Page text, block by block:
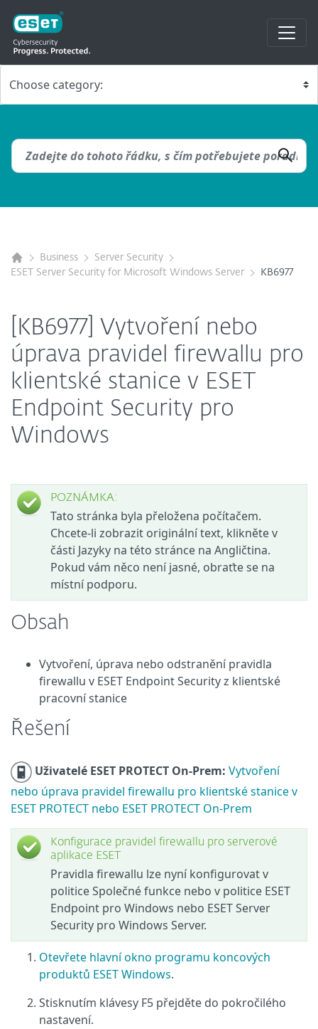
Business
Server Security
ESET Server Security for Microsoft Windows Server
KB6977
[KB6977] Vytvoření nebo
úprava pravidel firewallu pro
klientské stanice v ESET
Endpoint Security pro
Windows
POZNÁMKA:
Tato stránka byla přeložena počítačem.
Chcete-li zobrazit originální text, klikněte v
části Jazyky na této stránce na Angličtina.
Pokud vám něco není jasné, obraťte se na
místní podporu.
Obsah
Vytvoření, úprava nebo odstranění pravidla
firewallu v ESET Endpoint Security z klientské
pracovní stanice
Řešení
Uživatelé ESET PROTECT On-Prem: Vytvoření
nebo úprava pravidel firewallu pro klientské stanice v
ESET PROTECT nebo ESET PROTECT On-Prem
Konfigurace pravidel firewallu pro serverové
aplikace ESET
Pravidla firewallu lze nyní konfigurovat v
politice Společné funkce nebo v politice ESET
Endpoint pro Windows nebo ESET Server
Security pro Windows Server.
Otevřete hlavní okno programu koncových
produktů ESET Windows.
Stisknutím klávesy F5 přejděte do pokročilého
nastavení.